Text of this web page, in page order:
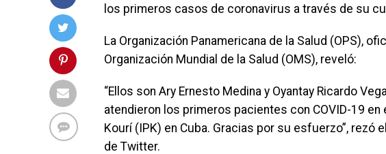
los primeros casos de coronavirus a través de su
La Organización Panamericana de la Salud (OPS),
Organización Mundial de la Salud (OMS), reveló:
“Ellos son Ary Ernesto Medina y Oyantay Ricardo
atendieron los primeros pacientes con COVID-19
Kourí (IPK) en Cuba. Gracias por su esfuerzo”, rezó
de Twitter.